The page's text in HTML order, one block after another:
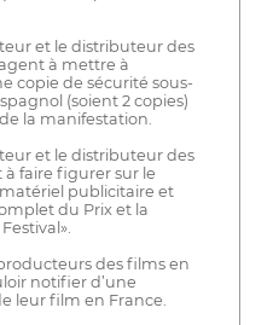
et le distributeur des
à mettre à
copie de sécurité sous-
(soient 2 copies)
la manifestation.
et le distributeur des
faire figurer sur le
publicitaire et
du Prix et la
des films en
notifier d’une
leur film en France.